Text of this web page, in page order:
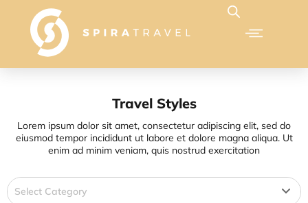
Travel Styles
Lorem ipsum dolor sit amet, consectetur adipiscing elit, sed do
eiusmod tempor incididunt ut labore et dolore magna aliqua. Ut
enim ad minim veniam, quis nostrud exercitation
Select Category